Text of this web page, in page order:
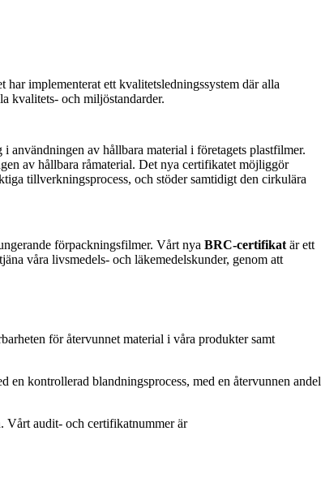
har implementerat ett kvalitetsledningssystem där alla
kvalitets- och miljöstandarder.
användningen av hållbara material i företagets plastfilmer.
av hållbara råmaterial. Det nya certifikatet möjliggör
tillverkningsprocess, och stöder samtidigt den cirkulära
förpackningsfilmer. Vårt nya BRC-certifikat är ett
våra livsmedels- och läkemedelskunder, genom att
för återvunnet material i våra produkter samt
kontrollerad blandningsprocess, med en återvunnen andel
Vårt audit- och certifikatnummer är